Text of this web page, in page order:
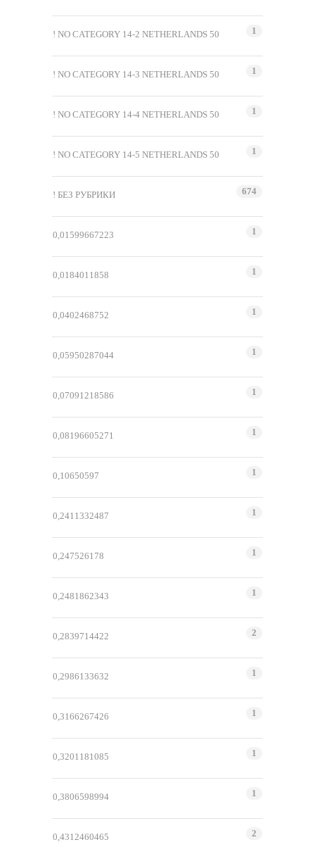
! NO CATEGORY 14-2 NETHERLANDS 50 1
! NO CATEGORY 14-3 NETHERLANDS 50 1
! NO CATEGORY 14-4 NETHERLANDS 50 1
! NO CATEGORY 14-5 NETHERLANDS 50 1
! БЕЗ РУБРИКИ 674
0,01599667223 1
0,0184011858 1
0,0402468752 1
0,05950287044 1
0,07091218586 1
0,08196605271 1
0,10650597 1
0,2411332487 1
0,247526178 1
0,2481862343 1
0,2839714422 2
0,2986133632 1
0,3166267426 1
0,3201181085 1
0,3806598994 1
0,4312460465 2